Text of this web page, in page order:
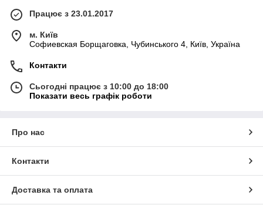
Працює з 23.01.2017
м. Київ
Софиевская Борщаговка, Чубинського 4, Київ, Україна
Контакти
Сьогодні працює з 10:00 до 18:00
Показати весь графік роботи
Про нас
Контакти
Доставка та оплата